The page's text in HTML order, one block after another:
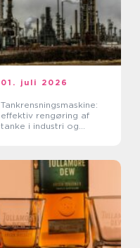
01. juli 2026
Tankrensningsmaskine:
effektiv rengøring af
tanke i industri og